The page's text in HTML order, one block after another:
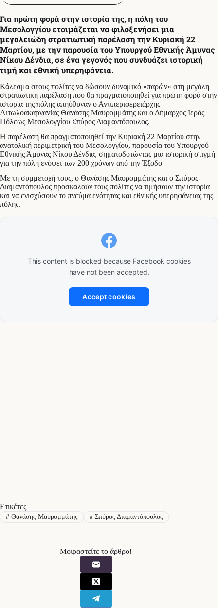
Για πρώτη φορά στην ιστορία της, η πόλη του
Μεσολογγίου ετοιμάζεται να φιλοξενήσει μια
μεγαλειώδη στρατιωτική παρέλαση την Κυριακή 22
Μαρτίου, με την παρουσία του Υπουργού Εθνικής Άμυνας
Νίκου Δένδια, σε ένα γεγονός που συνδυάζει ιστορική
τιμή και εθνική υπερηφάνεια.
Κάλεσμα στους πολίτες να δώσουν δυναμικό «παρών» στη μεγάλη
στρατιωτική παρέλαση που θα πραγματοποιηθεί για πρώτη φορά στην
ιστορία της πόλης απηύθυναν ο Αντιπεριφερειάρχης
Αιτωλοακαρνανίας Θανάσης Μαυρομμάτης και ο Δήμαρχος Ιεράς
Πόλεως Μεσολογγίου Σπύρος Διαμαντόπουλος.
Η παρέλαση θα πραγματοποιηθεί την Κυριακή 22 Μαρτίου στην
ανατολική περιμετρική του Μεσολογγίου, παρουσία του Υπουργού
Εθνικής Άμυνας Νίκου Δένδια, σηματοδοτώντας μια ιστορική στιγμή
για την πόλη ενόψει των 200 χρόνων από την Έξοδο.
Με τη συμμετοχή τους, ο Θανάσης Μαυρομμάτης και ο Σπύρος
Διαμαντόπουλος προσκαλούν τους πολίτες να τιμήσουν την ιστορία
και να ενισχύσουν το πνεύμα ενότητας και εθνικής υπερηφάνειας της
πόλης.
This content is blocked because Facebook cookies
have not been accepted.
Accept cookies
Ετικέτες
#Θανάσης Μαυρομμάτης #Σπύρος Διαμαντόπουλος
Μοιραστείτε το άρθρο!